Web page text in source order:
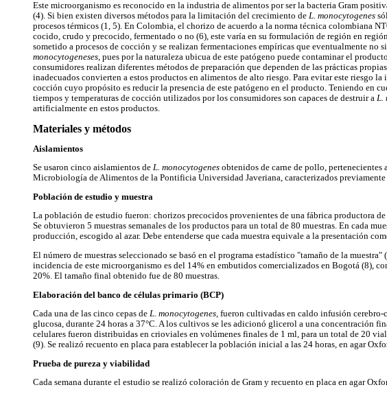
Este microorganismo es reconocido en la industria de alimentos por ser la bacteria Gram
(4). Si bien existen diversos métodos para la limitación del crecimiento de L. monocytogenes
procesos térmicos (1, 5). En Colombia, el chorizo de acuerdo a la norma técnica colombiana
cocido, crudo y precocido, fermentado o no (6), este varía en su formulación de región en
sometido a procesos de cocción y se realizan fermentaciones empíricas que eventualmente no
monocytogeneses, pues por la naturaleza ubicua de este patógeno puede contaminar el
consumidores realizan diferentes métodos de preparación que dependen de las prácticas
inadecuados convierten a estos productos en alimentos de alto riesgo. Para evitar este riesgo
cocción cuyo propósito es reducir la presencia de este patógeno en el producto. Teniendo en
tiempos y temperaturas de cocción utilizados por los consumidores son capaces de destruir a L.
artificialmente en estos productos.
Materiales y métodos
Aislamientos
Se usaron cinco aislamientos de L. monocytogenes obtenidos de carne de pollo,
Microbiología de Alimentos de la Pontificia Universidad Javeriana, caracterizados
Población de estudio y muestra
La población de estudio fueron: chorizos precocidos provenientes de una fábrica productora
Se obtuvieron 5 muestras semanales de los productos para un total de 80 muestras. En cada
producción, escogido al azar. Debe entenderse que cada muestra equivale a la presentación
El número de muestras seleccionado se basó en el programa estadístico "tamaño de la
incidencia de este microorganismo es del 14% en embutidos comercializados en Bogotá (8),
20%. El tamaño final obtenido fue de 80 muestras.
Elaboración del banco de células primario (BCP)
Cada una de las cinco cepas de L. monocytogenes, fueron cultivadas en caldo infusión
glucosa, durante 24 horas a 37°C. A los cultivos se les adicionó glicerol a una concentración
celulares fueron distribuidas en crioviales en volúmenes finales de 1 ml, para un total de 20
(9). Se realizó recuento en placa para establecer la población inicial a las 24 horas, en agar
Prueba de pureza y viabilidad
Cada semana durante el estudio se realizó coloración de Gram y recuento en placa en agar